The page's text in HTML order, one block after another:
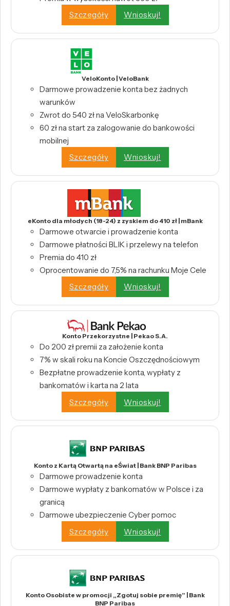
Szczegóły
Wnioskuj!
VeloKonto | VeloBank
Darmowe prowadzenie konta bez żadnych
warunków
Zwrot do 540 zł na VeloSkarbonkę
60 zł na start za zalogowanie do bankowości
mobilnej
Szczegóły
Wnioskuj!
eKonto dla młodych (18-24) z zyskiem do 410 zł | mBank
Darmowe otwarcie i prowadzenie konta
Darmowe płatności BLIK i przelewy na telefon
Premia do 410 zł
Oprocentowanie do 7,5% na rachunku Moje Cele
Szczegóły
Wnioskuj!
Konto Przekorzystne | Pekao S.A.
Do 200 zł premii za założenie konta
7% w skali roku na Koncie Oszczędnościowym
Bezpłatne prowadzenie konta, wypłaty z
bankomatów i karta na 2 lata
Szczegóły
Wnioskuj!
Konto z Kartą Otwartą na eŚwiat | Bank BNP Paribas
Darmowe prowadzenie konta
Darmowe wypłaty z bankomatów w Polsce i za
granicą
Darmowe ubezpieczenie Cyber pomoc
Szczegóły
Wnioskuj!
Konto Osobiste w promocji „Zgotuj sobie premię” | Bank
BNP Paribas